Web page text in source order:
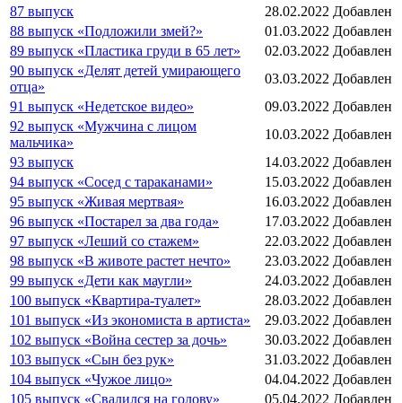
87 выпуск
28.02.2022 Добавлен
88 выпуск «Подложили змей?»
01.03.2022 Добавлен
89 выпуск «Пластика груди в 65 лет»
02.03.2022 Добавлен
90 выпуск «Делят детей умирающего
отца»
03.03.2022 Добавлен
91 выпуск «Недетское видео»
09.03.2022 Добавлен
92 выпуск «Мужчина с лицом
мальчика»
10.03.2022 Добавлен
93 выпуск
14.03.2022 Добавлен
94 выпуск «Сосед с тараканами»
15.03.2022 Добавлен
95 выпуск «Живая мертвая»
16.03.2022 Добавлен
96 выпуск «Постарел за два года»
17.03.2022 Добавлен
97 выпуск «Леший со стажем»
22.03.2022 Добавлен
98 выпуск «В животе растет нечто»
23.03.2022 Добавлен
99 выпуск «Дети как маугли»
24.03.2022 Добавлен
100 выпуск «Квартира-туалет»
28.03.2022 Добавлен
101 выпуск «Из экономиста в артиста»
29.03.2022 Добавлен
102 выпуск «Война сестер за дочь»
30.03.2022 Добавлен
103 выпуск «Сын без рук»
31.03.2022 Добавлен
104 выпуск «Чужое лицо»
04.04.2022 Добавлен
105 выпуск «Свалился на голову»
05.04.2022 Добавлен